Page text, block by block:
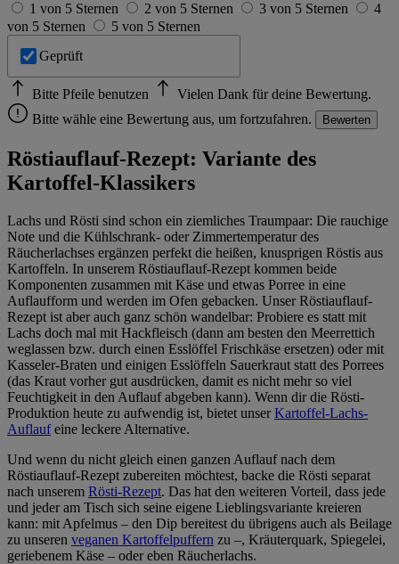
1 von 5 Sternen
2 von 5 Sternen 3 von 5 Sternen
4
von 5 Sternen
5 von 5 Sternen
Geprüft
Bitte Pfeile benutzen
Vielen Dank für deine Bewertung.
Bitte wähle eine Bewertung aus, um fortzufahren.
Bewerten
Röstiauflauf-Rezept: Variante des
Kartoffel-Klassikers
Lachs und Rösti sind schon ein ziemliches Traumpaar: Die rauchige
Note und die Kühlschrank- oder Zimmertemperatur des
Räucherlachses ergänzen perfekt die heißen, knusprigen Röstis aus
Kartoffeln. In unserem Röstiauflauf-Rezept kommen beide
Komponenten zusammen mit Käse und etwas Porree in eine
Auflaufform und werden im Ofen gebacken. Unser Röstiauflauf-
Rezept ist aber auch ganz schön wandelbar: Probiere es statt mit
Lachs doch mal mit Hackfleisch (dann am besten den Meerrettich
weglassen bzw. durch einen Esslöffel Frischkäse ersetzen) oder mit
Kasseler-Braten und einigen Esslöffeln Sauerkraut statt des Porrees
(das Kraut vorher gut ausdrücken, damit es nicht mehr so viel
Feuchtigkeit in den Auflauf abgeben kann). Wenn dir die Rösti-
Produktion heute zu aufwendig ist, bietet unserKartoffel-Lachs-
Auflaufeine leckere Alternative.
Und wenn du nicht gleich einen ganzen Auflauf nach dem
Röstiauflauf-Rezept zubereiten möchtest, backe die Rösti separat
nach unserem Rösti-Rezept. Das hat den weiteren Vorteil, dass jede
und jeder am Tisch sich seine eigene Lieblingsvariante kreieren
kann: mit Apfelmus – den Dip bereitest du übrigens auch als Beilage
zu unseren veganen Kartoffelpuffern zu –, Kräuterquark, Spiegelei,
geriebenem Käse – oder eben Räucherlachs.
im Impressum